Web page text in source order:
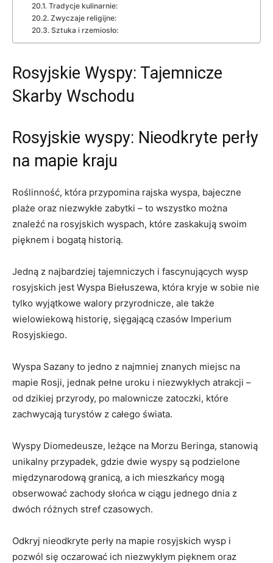
Tradycje kulinarnie:
Zwyczaje religijne:
Sztuka i rzemiosło:
Rosyjskie Wyspy: Tajemnicze
Skarby Wschodu
Rosyjskie ‌wyspy: Nieodkryte perły
na mapie kraju
Roślinność, która przypomina rajska wyspa, bajeczne
plaże ‌oraz niezwykłe‍ zabytki –⁢ to wszystko można
⁣znaleźć na rosyjskich wyspach, które⁤ zaskakują swoim
pięknem i bogatą historią.
Jedną⁢ z najbardziej tajemniczych i⁢ fascynujących wysp⁤
rosyjskich⁢ jest Wyspa ‍Biełuszewa, która‌ kryje w sobie nie
tylko wyjątkowe walory ​przyrodnicze, ale także
wielowiekową historię, sięgającą ⁣czasów Imperium⁤
Rosyjskiego.
Wyspa ⁤Sazany to jedno ⁢z⁣ najmniej znanych miejsc na
mapie​ Rosji, jednak‌ pełne uroku i niezwykłych atrakcji –
od dzikiej ⁣przyrody, po ⁣malownicze zatoczki, które
zachwycają turystów z całego świata.
Wyspy Diomedeusze, leżące na Morzu Beringa, stanowią
unikalny przypadek,⁤ gdzie dwie wyspy są⁣ podzielone
międzynarodową granicą, a ich mieszkańcy mogą
obserwować zachody słońca w ⁤ciągu jednego dnia⁢ z
dwóch różnych ⁤stref czasowych.
Odkryj nieodkryte perły na‍ mapie rosyjskich​ wysp i
pozwól się oczarować ‍ich niezwykłym pięknem oraz